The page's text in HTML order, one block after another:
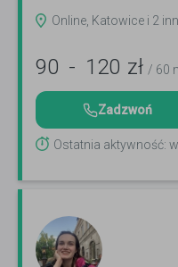
Online, Katowice i 2
90 - 120 zł / 60
Zadzwoń
Ostatnia aktywność: